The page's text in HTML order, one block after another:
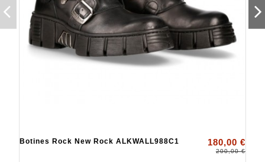
Botines Rock New Rock ALKWALL988C1 180,00 €
200,00 €